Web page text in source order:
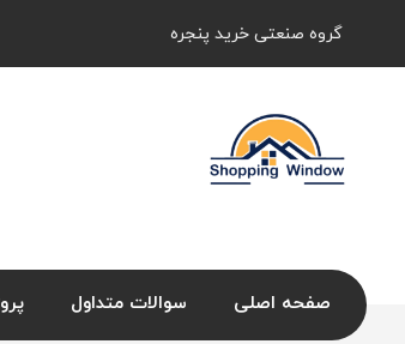
گروه صنعتی خرید پنجره
صفحه اصلی سوالات متداول